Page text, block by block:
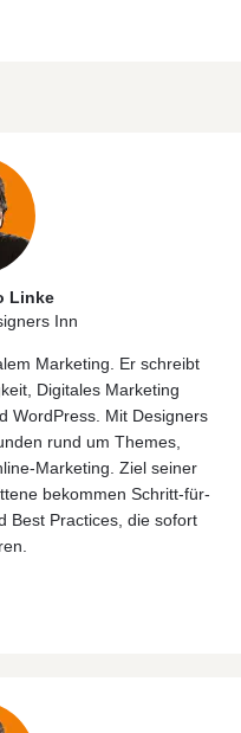
Linke
Inn
Marketing. Er schreibt
, Digitales Marketing
WordPress . Mit Designers
rund um Themes,
Ziel seiner
bekommen Schritt-für-
Best Practices, die sofort